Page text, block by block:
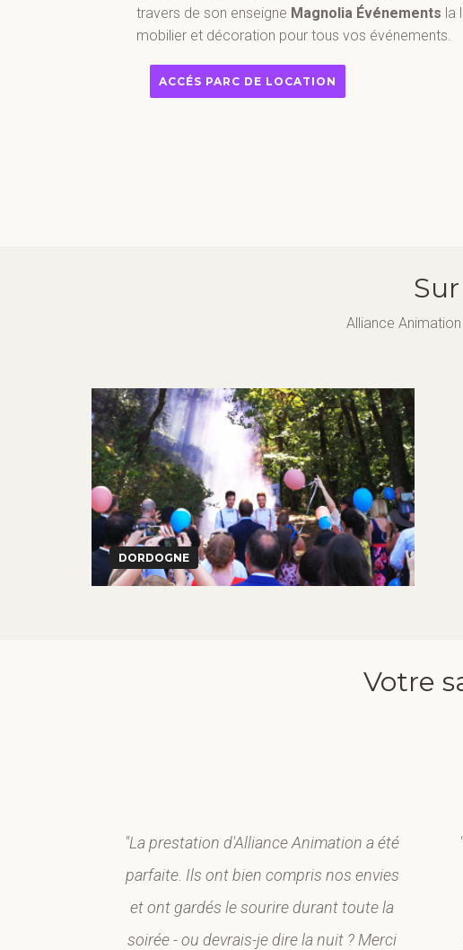
travers de son enseigne Magnolia Événements la
mobilier et décoration pour tous vos événements.
ACCÉS PARC DE LOCATION
Alliance
DORDOGNE
Votre
"La prestation d'Alliance Animation a été
parfaite. Ils ont bien compris nos envies
et ont gardés le sourire durant toute la
soirée - ou devrais-je dire la nuit ? Merci